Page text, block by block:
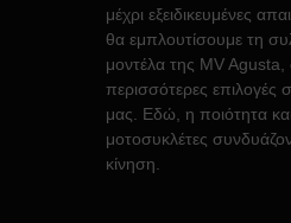
μέχρι εξειδικευμένες
θα εμπλουτίσουμε τη
μοντέλα της MV
περισσότερες επιλογές
μας. Εδώ, η ποιότητα
μοτοσυκλέτες
κίνηση.